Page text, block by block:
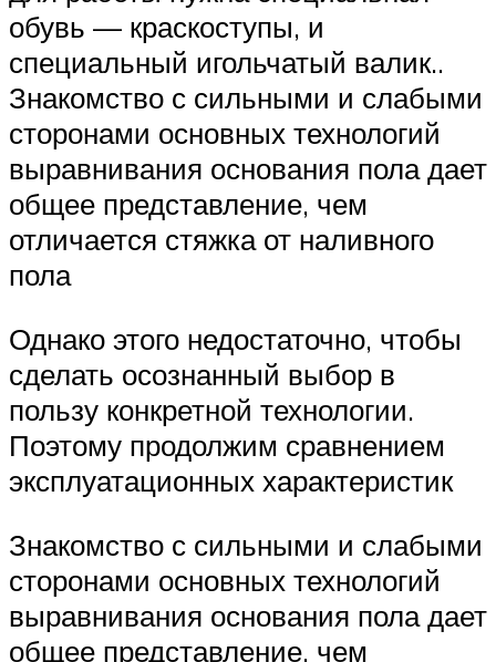
обувь — краскоступы, и
специальный игольчатый валик..
Знакомство с сильными и слабыми
сторонами основных технологий
выравнивания основания пола дает
общее представление, чем
отличается стяжка от наливного
пола
Однако этого недостаточно, чтобы
сделать осознанный выбор в
пользу конкретной технологии.
Поэтому продолжим сравнением
эксплуатационных характеристик
Знакомство с сильными и слабыми
сторонами основных технологий
выравнивания основания пола дает
общее представление, чем